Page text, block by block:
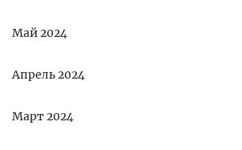
Май 2024
Апрель 2024
Март 2024